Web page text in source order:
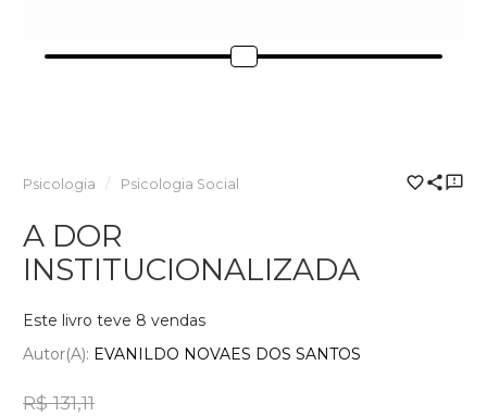
Psicologia Psicologia Social
A DOR
INSTITUCIONALIZADA
Este livro teve 8 vendas
Autor(a): EVANILDO NOVAES DOS SANTOS
R$ 131,11